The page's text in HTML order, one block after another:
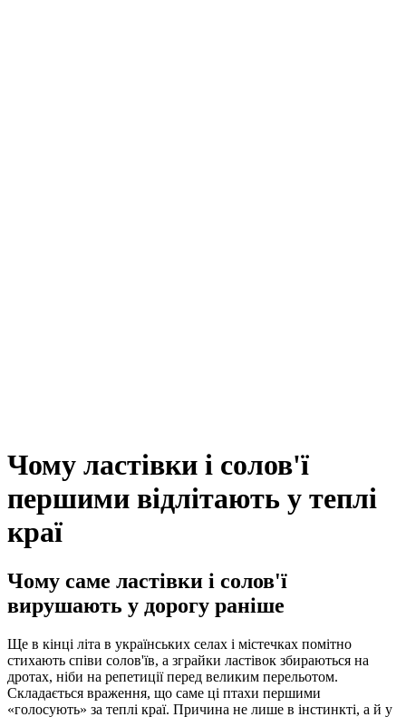
Чому ластівки і солов'ї
першими відлітають у теплі
краї
Чому саме ластівки і солов'ї
вирушають у дорогу раніше
Ще в кінці літа в українських селах і містечках помітно
стихають співи солов'їв, а зграйки ластівок збираються на
дротах, ніби на репетиції перед великим перельотом.
Складається враження, що саме ці птахи першими
«голосують» за теплі краї. Причина не лише в інстинкті, а й у